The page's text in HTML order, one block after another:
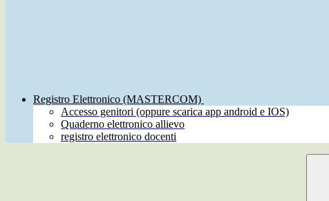
Registro Elettronico (MASTERCOM)
Accesso genitori (oppure scarica app android e IOS)
Quaderno elettronico allievo
registro elettronico docenti